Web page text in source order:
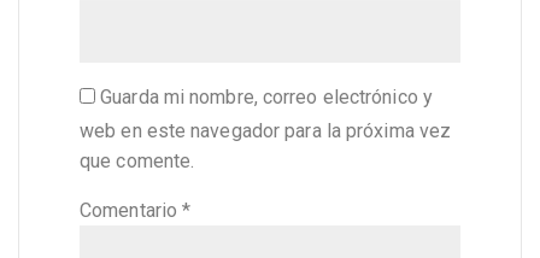
Guarda mi nombre, correo electrónico y
web en este navegador para la próxima vez
que comente.
Comentario*